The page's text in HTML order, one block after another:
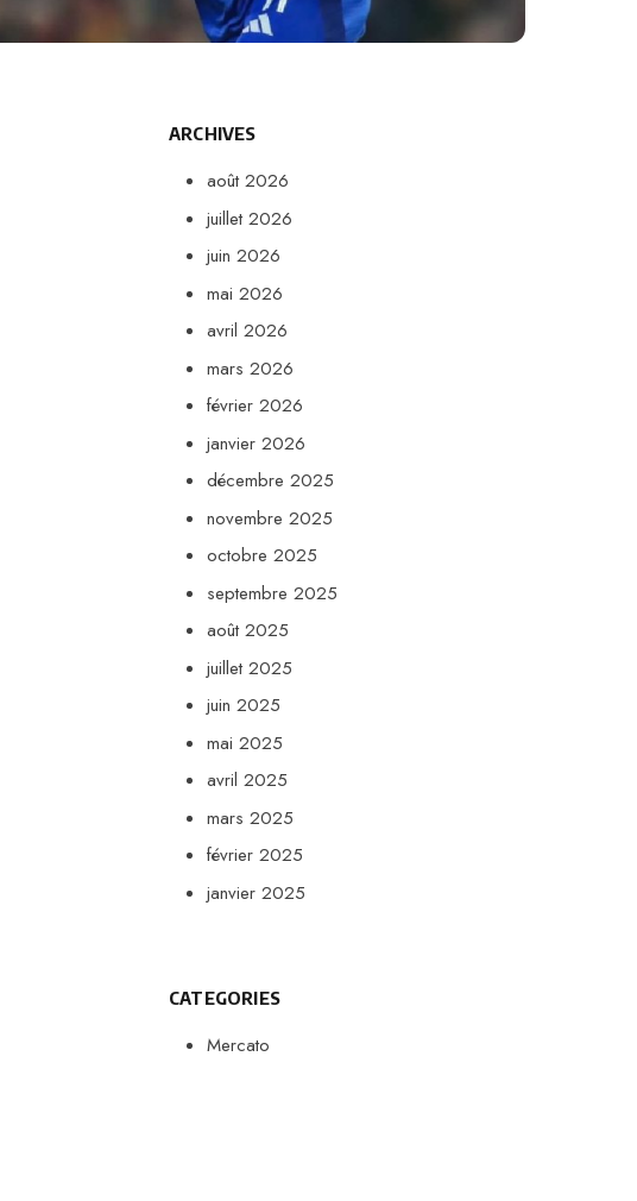
ARCHIVES
août 2026
juillet 2026
juin 2026
mai 2026
avril 2026
mars 2026
février 2026
janvier 2026
décembre 2025
novembre 2025
octobre 2025
septembre 2025
août 2025
juillet 2025
juin 2025
mai 2025
avril 2025
mars 2025
février 2025
janvier 2025
CATEGORIES
Mercato